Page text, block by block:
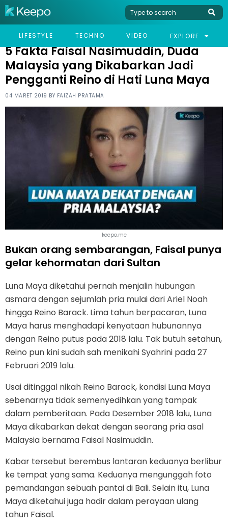
LIFESTYLE TECHNO VIDEO EXPLORE
HOME CELEB
5 FAKTA FAISAL NASIMUDDIN, DUDA MALAYSIA YANG DIKABARKAN
5 Fakta Faisal Nasimuddin, Duda
Malaysia yang Dikabarkan Jadi
Pengganti Reino di Hati Luna Maya
04 MARET 2019 BY FAIZAH PRATAMA
keepo.me
Bukan orang sembarangan, Faisal punya
gelar kehormatan dari Sultan
Luna Maya diketahui pernah menjalin hubungan
asmara dengan sejumlah pria mulai dari Ariel Noah
hingga Reino Barack. Lima tahun berpacaran, Luna
Maya harus menghadapi kenyataan hubunannya
dengan Reino putus pada 2018 lalu. Tak butuh setahun,
Reino pun kini sudah sah menikahi Syahrini pada 27
Februari 2019 lalu.
Usai ditinggal nikah Reino Barack, kondisi Luna Maya
sebenarnya tidak semenyedihkan yang tampak
dalam pemberitaan. Pada Desember 2018 lalu, Luna
Maya dikabarkan dekat dengan seorang pria asal
Malaysia bernama Faisal Nasimuddin.
Kabar tersebut berembus lantaran keduanya berlibur
ke tempat yang sama. Keduanya mengunggah foto
pemandangan sebuah pantai di Bali. Selain itu, Luna
Maya diketahui juga hadir dalam perayaan ulang
tahun Faisal.